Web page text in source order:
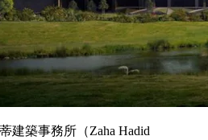
建築事務所（Zaha Hadid